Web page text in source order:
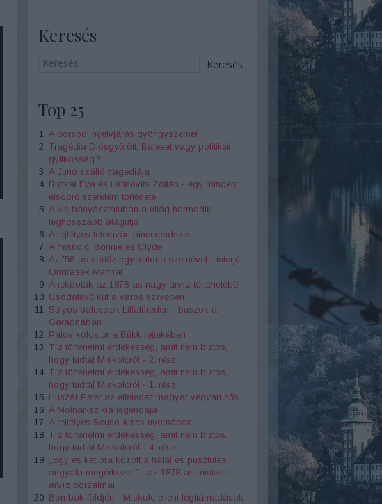
Keresés
Top 25
A borsodi nyelvjárás gyöngyszemei
Tragédia Diósgyőrött. Baleset vagy politikai
gyilkosság?
A Juno szálló tragédiája
Ruttkai Éva és Latinovits Zoltán - egy mindent
elsöprő szerelem története
A kis bányászfaluban a világ harmadik
leghosszabb alagútja
A rejtélyes tetemvári pincerendszer
A miskolci Bonnie és Clyde
Az '56-os sortűz egy katona szemével - interjú
Ondrasek Ivánnal
Anekdoták az 1878-as nagy árvíz történetéből
Csodatévő kút a város szívében
Súlyos balesetek Lillafüreden - buszok a
Garadnában
Pálos kolostor a Bükk rejtekében
Tíz történelmi érdekesség, amit nem biztos,
hogy tudtál Miskolcról - 2. rész
Tíz történelmi érdekesség, amit nem biztos,
hogy tudtál Miskolcról - 1. rész
Huszár Péter az elfeledett magyar végvári hős
A Molnár-szikla legendája
A rejtélyes Seuso-kincs nyomában
Tíz történelmi érdekesség, amit nem biztos,
hogy tudtál Miskolcról - 4. rész
,,Egy és két óra között a halál és pusztulás
angyala megérkezett" - az 1878-as miskolci
árvíz borzalmai
Bombák földjén - Miskolc elleni légitámadások